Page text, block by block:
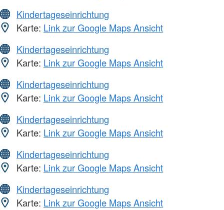
Kindertageseinrichtung
Karte: Link zur Google Maps Ansicht
Kindertageseinrichtung
Karte: Link zur Google Maps Ansicht
Kindertageseinrichtung
Karte: Link zur Google Maps Ansicht
Kindertageseinrichtung
Karte: Link zur Google Maps Ansicht
Kindertageseinrichtung
Karte: Link zur Google Maps Ansicht
Kindertageseinrichtung
Karte: Link zur Google Maps Ansicht